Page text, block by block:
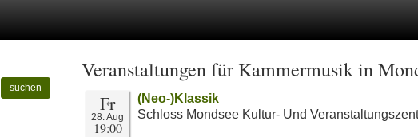
suchen
Veranstaltungen für Kammermusik in
Fr
28. Aug
19:00
(Neo-)Klassik
Schloss Mondsee Kultur- Und